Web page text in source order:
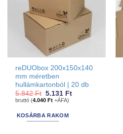
reDUObox 200x150x140
mm méretben
hullámkartonból | 20 db
5.842Ft Original
price
5.842 Ft.
5.131 FtCurrent
bruttó (4.040Ft +ÁFA)
KOSÁRBA RAKOM